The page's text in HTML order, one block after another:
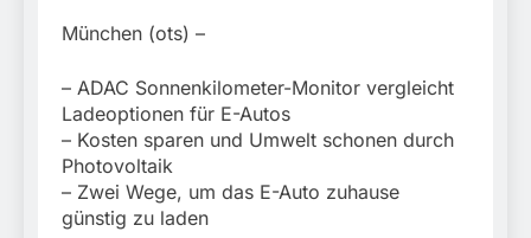
wegen gefährlichen
Eingriffs in den
Bahnverkehr
München (ots) –
– ADAC Sonnenkilometer-Monitor vergleicht
Ladeoptionen für E-Autos
– Kosten sparen und Umwelt schonen durch
Photovoltaik
– Zwei Wege, um das E-Auto zuhause
günstig zu laden